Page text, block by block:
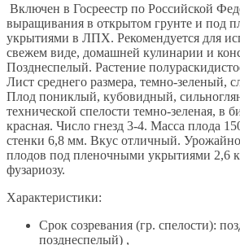
Включен в Госреестр по Российской
выращивания в открытом грунте и под
укрытиями в ЛПХ. Рекомендуется для
свежем виде, домашней кулинарии и
Позднеспелый. Растение
Лист среднего размера, темно-зеленый,
Плод пониклый, кубовидный,
технической спелости темно-зеленая, в
красная. Число гнезд 3-4. Масса плода
стенки 6,8 мм. Вкус отличный.
плодов под пленочными укрытиями 2,6
фузариозу.
Характеристики:
Срок созревания (гр. спелости):
позднеспелый) ,